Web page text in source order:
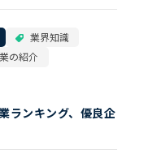
業界知識
の紹介
ランキング、優良企